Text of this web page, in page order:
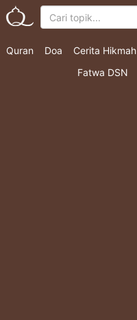
Quran Doa Cerita Hikmah
Fatwa DSN